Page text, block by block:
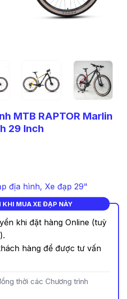
MTB RAPTOR Marlin
29 Inch
địa hình, Xe đạp 29"
KHI MUA XE ĐẠP NÀY
khi đặt hàng Online (tuỳ
hàng để được tư vấn
thời các Chương trình